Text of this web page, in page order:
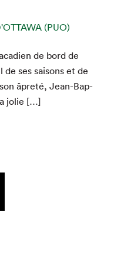
(PUO)
de bord de
ses saisons et de
âpreté, Jean-Bap­
jolie […]